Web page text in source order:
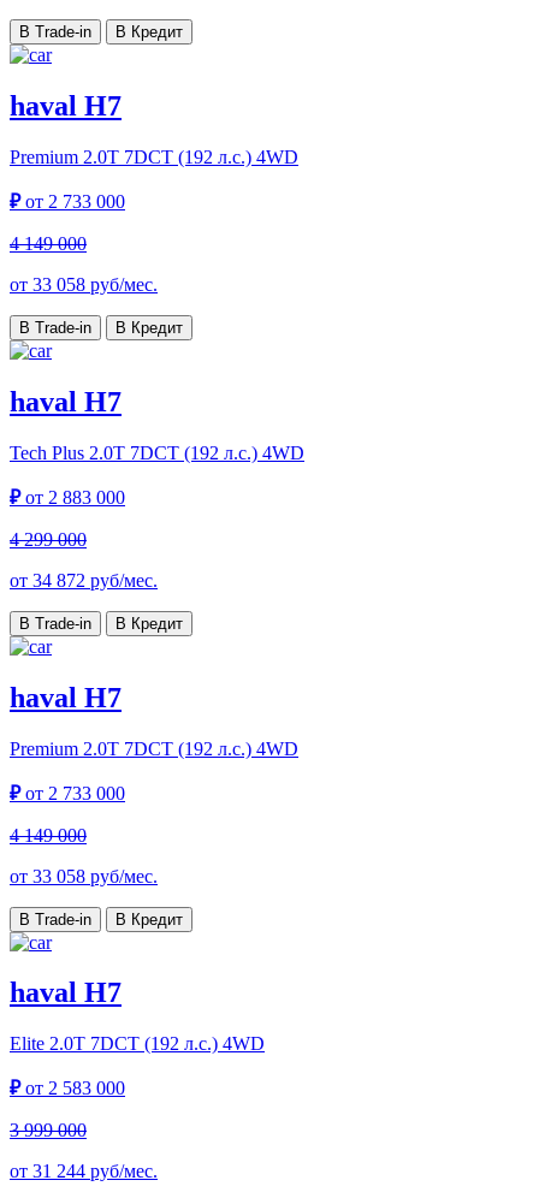
В Trade-in В Кредит
haval H7
Premium 2.0T 7DCT (192 л.с.) 4WD
₽от 2 733 000
4 149 000
от 33 058 руб/мес.
В Trade-in В Кредит
haval H7
Tech Plus 2.0T 7DCT (192 л.с.) 4WD
₽от 2 883 000
4 299 000
от 34 872 руб/мес.
В Trade-in В Кредит
haval H7
Premium 2.0T 7DCT (192 л.с.) 4WD
₽от 2 733 000
4 149 000
от 33 058 руб/мес.
В Trade-in В Кредит
haval H7
Elite 2.0T 7DCT (192 л.с.) 4WD
₽от 2 583 000
3 999 000
от 31 244 руб/мес.